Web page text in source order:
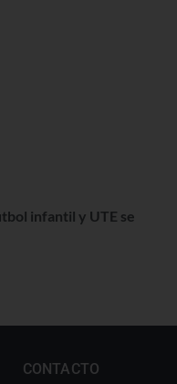
infantil y UTE se
CONTACTO